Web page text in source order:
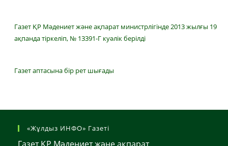
Газет ҚР Мәдениет және ақпарат министрлігінде 2013 жылғы 19
ақпанда тіркеліп, № 13391-Г куәлік берілді
Газет аптасына бір рет шығады
«Жұлдыз ИНФО» Газеті